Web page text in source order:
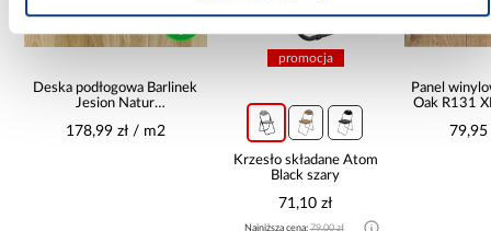
Deska podłogowa Barlinek
Jesion Natur
178,99 zł / m2
promocja
Krzesło składane Atom
Black szary
71,10 zł
Najniższa cena:79,00 zł
Panel
Oak R131
79,95